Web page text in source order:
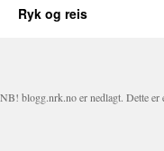
Ryk og reis
NB! blogg.nrk.no er nedlagt. Dette er